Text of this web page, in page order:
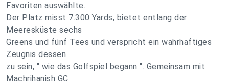
Favoriten auswählte.
Der Platz misst 7.300 Yards, bietet entlang der
Meeresküste sechs
Greens und fünf Tees und verspricht ein wahrhaftiges
Zeugnis dessen
zu sein, " wie das Golfspiel begann ". Gemeinsam mit
Machrihanish GC